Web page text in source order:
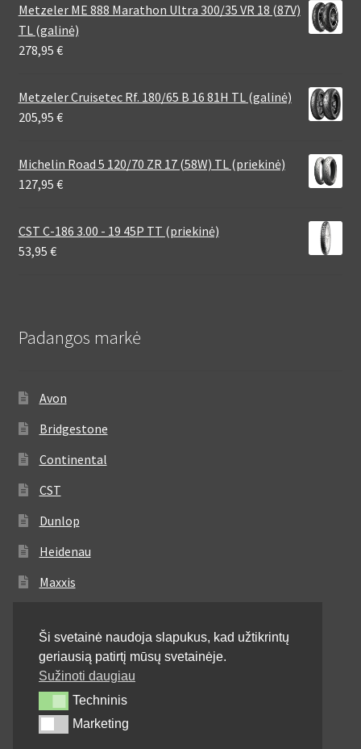
Metzeler ME 888 Marathon Ultra 300/35 VR 18 (87V)
TL (galinė)
278,95 €
Metzeler Cruisetec Rf. 180/65 B 16 81H TL (galinė)
205,95 €
Michelin Road 5 120/70 ZR 17 (58W) TL (priekinė)
127,95 €
CST C-186 3.00 - 19 45P TT (priekinė)
53,95 €
Padangos markė
Avon
Bridgestone
Continental
CST
Dunlop
Heidenau
Maxxis
Michelin
Mitas
Pirelli
Shinko
Ši svetainė naudoja slapukus, kad užtikrintų
geriausią patirtį mūsų svetainėje.
Sužinoti daugiau
TechninisTechninis
MarketingMarketing